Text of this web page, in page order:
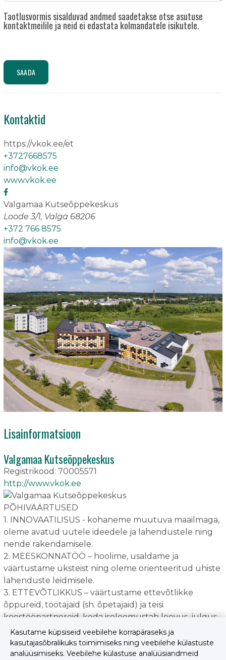
Taotlusvormis sisalduvad andmed saadetakse otse asutuse
kontaktmeilile ja neid ei edastata kolmandatele isikutele.
SAADA
Kontaktid
https://vkok.ee/et
+3727668575
info@vkok.ee
www.vkok.ee
Valgamaa Kutseõppekeskus
Loode 3/1, Valga 68206
+372 766 8575
info@vkok.ee
Lisainformatsioon
Valgamaa Kutseõppekeskus
Registrikood: 70005571
http://www.vkok.ee
PÕHIVÄÄRTUSED
1. INNOVAATILISUS - kohaneme muutuva maailmaga,
oleme avatud uutele ideedele ja lahendustele ning
nende rakendamisele.
2. MEESKONNATÖÖ – hoolime, usaldame ja
väärtustame üksteist ning oleme orienteeritud ühiste
lahenduste leidmisele.
3. ETTEVÕTLIKKUS – väärtustame ettevõtlikke
õppureid, töötajaid (sh. õpetajaid) ja teisi
koostööpartnereid, keda iseloomustab loovus, julgus,
uuenduslik mõtlemine, eneseteostusvajadus ning
kartmatus eksida.
4. KOOSTÖÖ – oleme koostööle avatud ning
Kasutame küpsiseid veebilehe korrapäraseks ja
kasutajasõbralikuks toimimiseks ning veebilehe külastuste
analüüsimiseks. Veebilehe külastuse analüüsiandmeid